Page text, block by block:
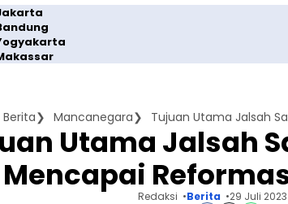
Berita Mancanegara
Utama Jalsah
Mencapai
Redaksi Berita 29 Juli 2023